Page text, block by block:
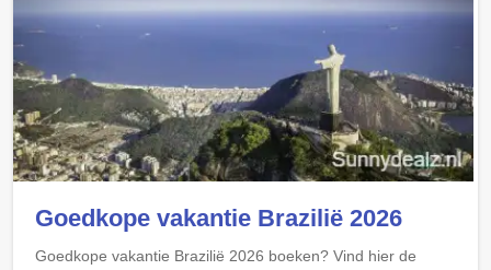
Goedkope vakantie Brazilië 2026
Goedkope vakantie Brazilië 2026 boeken? Vind hier de